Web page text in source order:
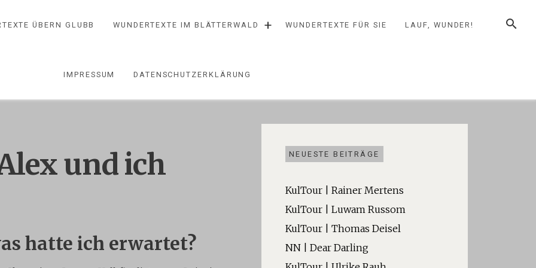
SUCHE
ÜBERN GLUBB WUNDERTEXTE IM BLÄTTERWALD + WUNDERTEXTE FÜR SIE LAUF, WUNDER!
IMPRESSUM DATENSCHUTZERKLÄRUNG
und ich
hatte ich erwartet?
NEUESTE BEITRÄGE
KulTour | Rainer Mertens
KulTour | Luwam Russom
KulTour | Thomas Deisel
NN | Dear Darling